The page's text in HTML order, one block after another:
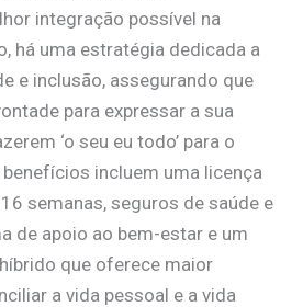
integração possível na
há uma estratégia dedicada a
e inclusão, assegurando que
para expressar a sua
‘o seu eu todo’ para o
benefícios incluem uma licença
semanas, seguros de saúde e
de apoio ao bem-estar e um
que oferece maior
a vida pessoal e a vida